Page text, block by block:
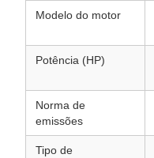
Modelo do motor
Potência (HP)
Norma de
emissões
Tipo de